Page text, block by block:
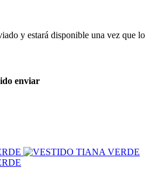
y estará disponible una vez que lo
enviar